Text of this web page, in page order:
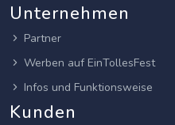
Unternehmen
Partner
Werben auf EinTollesFest
Infos und Funktionsweise
Kunden